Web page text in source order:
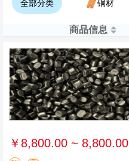
全部分类 铜材
商品信息
￥8,800.00 ~ 8,800.00